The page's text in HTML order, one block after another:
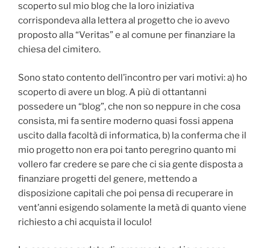
scoperto sul mio blog che la loro iniziativa
corrispondeva alla lettera al progetto che io avevo
proposto alla “Veritas” e al comune per finanziare la
chiesa del cimitero.
Sono stato contento dell’incontro per vari motivi: a) ho
scoperto di avere un blog. A più di ottantanni
possedere un “blog”, che non so neppure in che cosa
consista, mi fa sentire moderno quasi fossi appena
uscito dalla facoltà di informatica, b) la conferma che il
mio progetto non era poi tanto peregrino quanto mi
vollero far credere se pare che ci sia gente disposta a
finanziare progetti del genere, mettendo a
disposizione capitali che poi pensa di recuperare in
vent’anni esigendo solamente la metà di quanto viene
richiesto a chi acquista il loculo!